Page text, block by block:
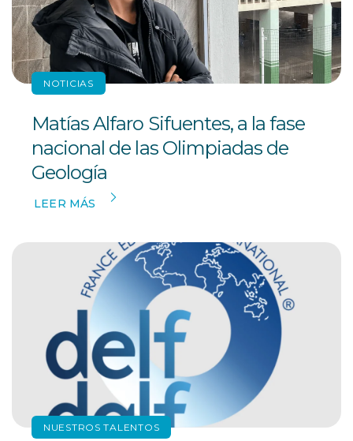
NOTICIAS
Matías Alfaro Sifuentes, a la fase
nacional de las Olimpiadas de
Geología
LEER MÁS
NUESTROS TALENTOS